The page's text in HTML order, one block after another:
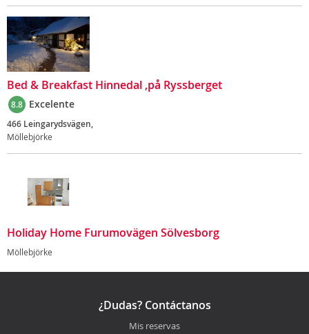
Bed & Breakfast Hinnedal ,på Ryssberget
8.8 Excelente
466 Leingarydsvägen,
Möllebjörke
Holiday Home Furumovägen Sölvesborg
Möllebjörke
¿Dudas? Contáctanos
Mis reservas